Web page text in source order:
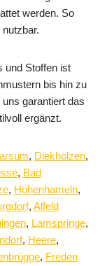
werden. So
und Stoffen ist
bis hin zu
garantiert das
ergänzt.
, Diekholzen,
, Bad
, Hohenhameln,
, Alfeld
, Lamspringe,
, Heere,
, Freden